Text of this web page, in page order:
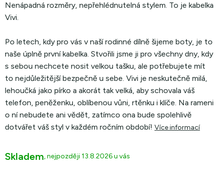
Nenápadná rozměry, nepřehlédnutelná stylem. To je kabelka
Vivi.
Po letech, kdy pro vás v naší rodinné dílně šijeme boty, je to
naše úplně první kabelka. Stvořili jsme ji pro všechny dny, kdy
s sebou nechcete nosit velkou tašku, ale potřebujete mít
to nejdůležitější bezpečně u sebe. Vivi je neskutečně milá,
lehoučká jako pírko a akorát tak velká, aby schovala váš
telefon, peněženku, oblíbenou vůni, rtěnku i klíče. Na rameni
o ní nebudete ani vědět, zatímco ona bude spolehlivě
dotvářet váš styl v každém ročním období! Více informací
Skladem 13.8.2026